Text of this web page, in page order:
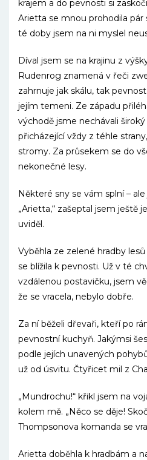
krajem a do pevnosti si
Arietta se mnou prohodila pár
té doby jsem na ni myslel
Díval jsem se na krajinu z
Rudenrog znamená v řeči
zahrnuje jak skálu, tak
jejím temeni. Ze západu
východě jsme nechávali
přicházející vždy z téhle
stromy. Za průsekem se do
nekonečné lesy.
Některé sny se vám splní –
„Arietta,“ zašeptal jsem ještě
uviděl.
Vyběhla ze zelené hradby
se blížila k pevnosti. Už v té
vzdálenou postavičku, jsem
že se vracela, nebylo dobře.
Za ní běželi dřevaři, kteří po
pevnostní kuchyň. Jakýmsi
podle jejích unavených
už od úsvitu. Čtyřicet mil z
„Mundrochu!“ křikl jsem na
kolem mě. „Něco se děje!
Thompsonova komanda se
Arietta doběhla k hradbám a